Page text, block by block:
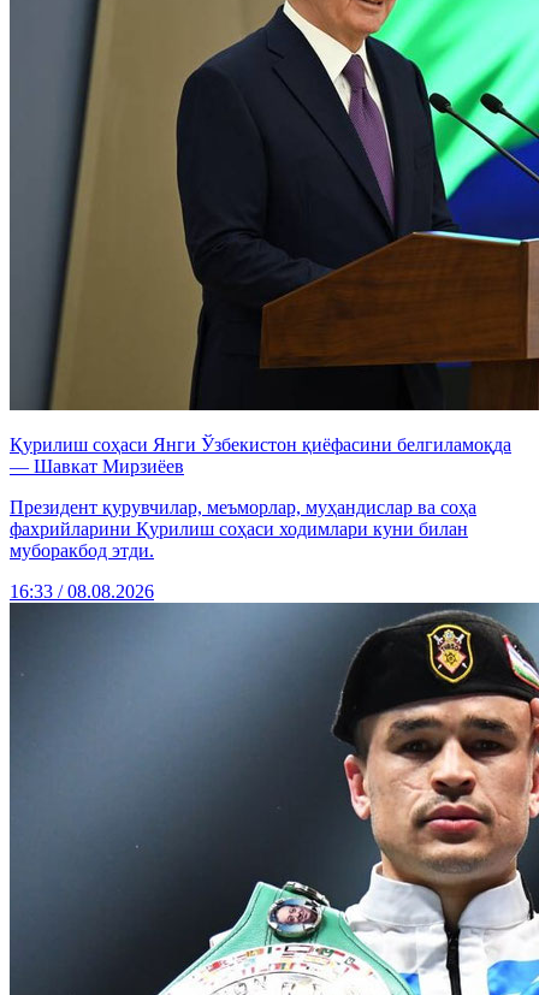
Қурилиш соҳаси Янги Ўзбекистон қиёфасини белгиламоқда
— Шавкат Мирзиёев
Президент қурувчилар, меъморлар, муҳандислар ва соҳа
фахрийларини Қурилиш соҳаси ходимлари куни билан
муборакбод этди.
16:33 / 08.08.2026